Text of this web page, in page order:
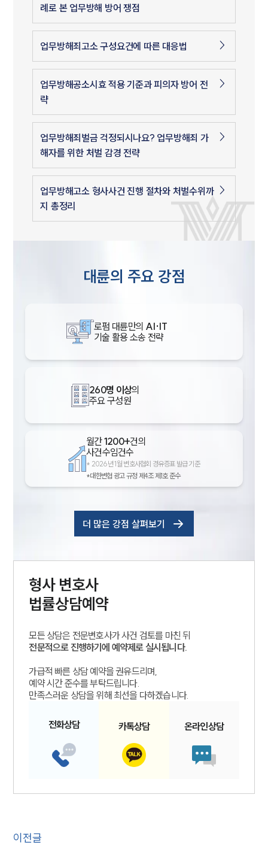
례로 본 업무방해 방어 쟁점
업무방해죄고소 구성요건에 따른 대응법
업무방해공소시효 적용 기준과 피의자 방어 전
략
업무방해죄벌금 걱정되시나요? 업무방해죄 가
해자를 위한 처벌 감경 전략
업무방해고소 형사사건 진행 절차와 처벌수위까
지 총정리
대륜의 주요 강점
로펌 대륜만의 AI·IT
기술 활용 소송 전략
260명 이상의
주요 구성원
월간1200+건의
사건수임건수
* 2026년 1월 변호사협회 경유증표 발급 기준
*대한변협 광고 규정 제4조 제1호 준수
더 많은 강점 살펴보기
형사변호사
법률상담예약
모든 상담은 전문변호사가 사건 검토를 마친 뒤
전문적으로 진행하기에 예약제로 실시됩니다.
가급적 빠른 상담 예약을 권유드리며,
예약 시간 준수를 부탁드립니다.
만족스러운 상담을 위해 최선을 다하겠습니다.
전화상담 카톡상담 온라인상담
이전글